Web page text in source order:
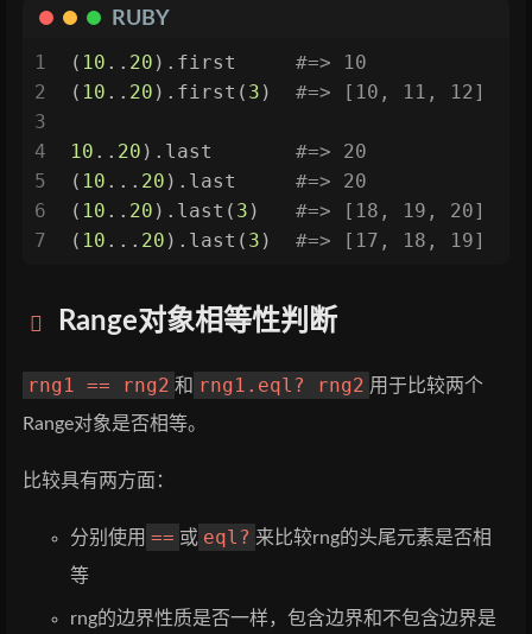
RUBY
1
2
3
4
5
6
7
( 10 .. 20 ).first #=> 10
( 10 .. 20 ).first( 3 ) #=> [10, 11, 12]
10 .. 20 ).last #=> 20
( 10 ... 20 ).last #=> 20
( 10 .. 20 ).last( 3 ) #=> [18, 19, 20]
( 10 ... 20 ).last( 3 ) #=> [17, 18, 19]
Range对象相等性判断
rng1 == rng2 和 rng1.eql? rng2 用于比较两个
Range对象是否相等。
比较具有两方面：
分别使用 == 或 eql? 来比较rng的头尾元素是否相
等
rng的边界性质是否一样，包含边界和不包含边界是